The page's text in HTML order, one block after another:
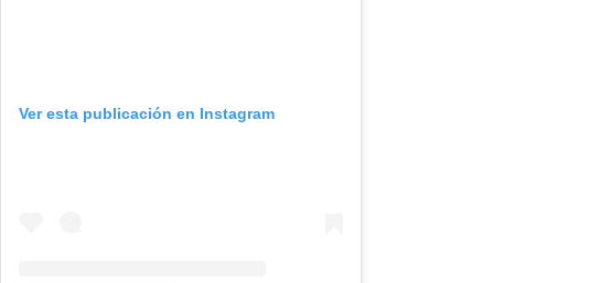
Ver esta publicación en Instagram